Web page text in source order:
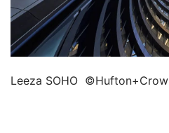
Leeza SOHO  ©Hufton+Crow